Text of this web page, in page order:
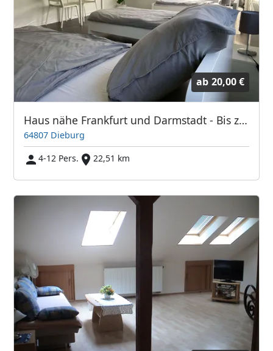
ab 20,00 €
Haus nähe Frankfurt und Darmstadt - Bis zu 12 Personen
64807 Dieburg
4-12 Pers.
22,51 km